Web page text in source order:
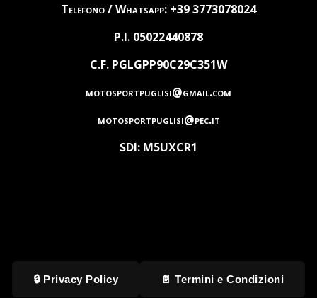
Telefono / Whatsapp: +39 3773078024
P.I. 05022440878
C.F. PGLGPP90C29C351W
motosportpuglisi@gmail.com
motosportpuglisi@pec.it
SDI: M5UXCR1
🔒 Privacy Policy 📄 Termini e Condizioni